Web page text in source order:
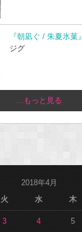
『朝凪ぐ / 朱夏氷菓』
ジグ
...もっと見る
2018年4月
火 水 木
3 4 5